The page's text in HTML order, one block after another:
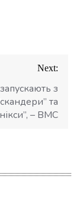
Next:
з
та
– ВМС